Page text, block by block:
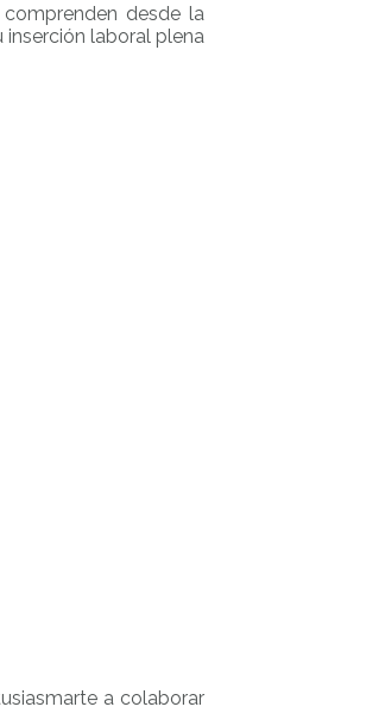
desde la
laboral plena
a colaborar